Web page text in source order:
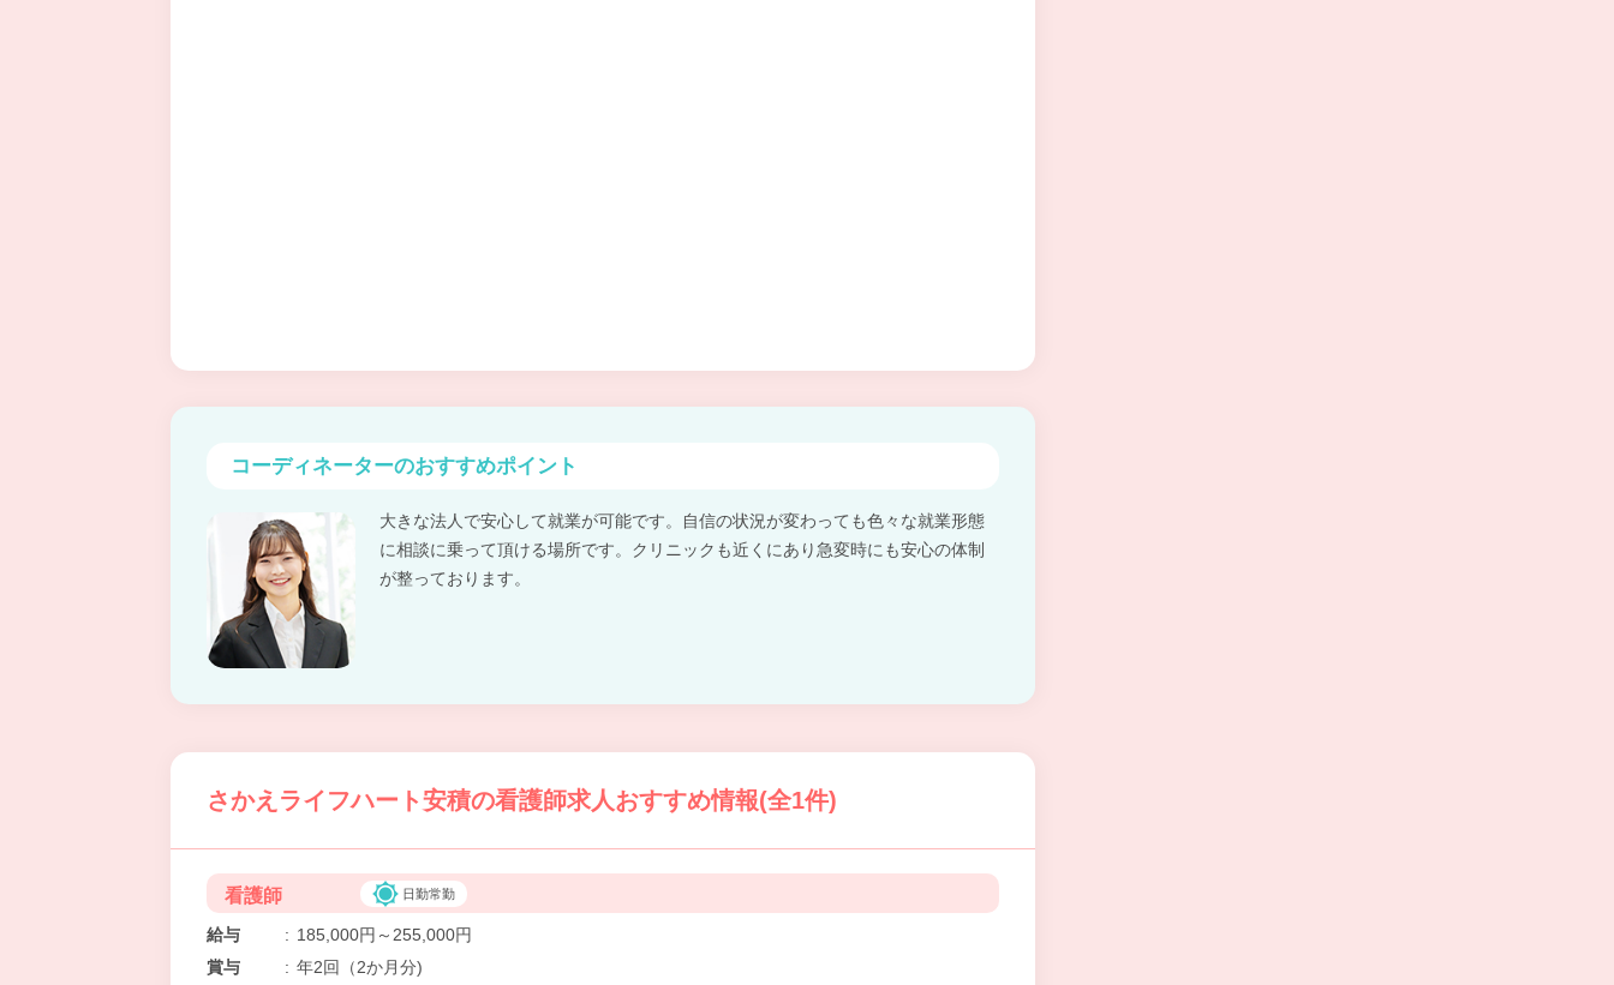
コーディネーターのおすすめポイント
大きな法人で安心して就業が可能です。自信の状況が変わっても色々な就業形態
に相談に乗って頂ける場所です。クリニックも近くにあり急変時にも安心の体制
が整っております。
さかえライフハート安積の看護師求人おすすめ情報(全1件)
看護師 日勤常勤
給与 : 185,000円～255,000円
賞与
: 年2回（2か月分)